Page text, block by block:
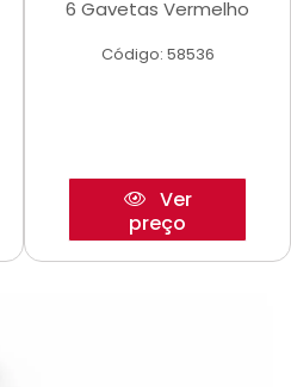
6 Gavetas Vermelho
Código: 58536
Ver
preço